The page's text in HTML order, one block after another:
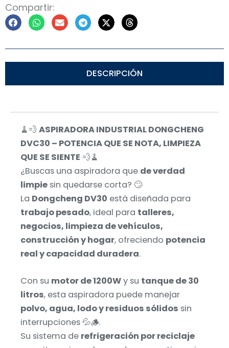
Compartir:
DESCRIPCIÓN
🧹💨ASPIRADORA INDUSTRIAL DONGCHENG
DVC30 – POTENCIA QUE SE NOTA, LIMPIEZA
QUE SE SIENTE 💨🧹
¿Buscas una aspiradora que de verdad
limpie sin quedarse corta? 🙄
La Dongcheng DV30 está diseñada para
trabajo pesado, ideal para talleres,
negocios, limpieza de vehículos,
construcción y hogar, ofreciendo potencia
real y capacidad duradera.
Con su motor de 1200Wy su tanque de 30
litros, esta aspiradora puede manejar
polvo, agua, lodo y residuos sólidos sin
interrupciones 💦🪵.
Su sistema de refrigeración por reciclaje